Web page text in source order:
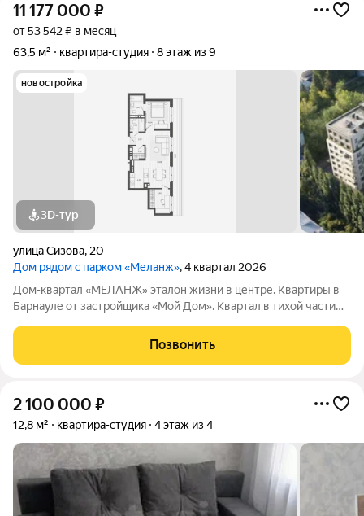
11 177 000 ₽
от 53 542 ₽ в месяц
63,5 м²
квартира-студия 8 этаж из 9
новостройка
3D-тур
улица Сизова, 20
Дом рядом с парком «Меланж», 4 квартал 2026
Дом-квартал «МЕЛАНЖ» эталон жизни в центре. Квартиры в
Барнауле от застройщика «Мой Дом». Квартал в тихой части
прогулок и спорта. Вся
Позвонить
2 100 000 ₽
12,8 м² квартира-студия 4 этаж из 4